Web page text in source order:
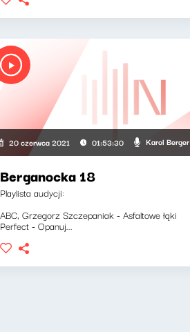
20 czerwca 2021 01:53:30 Karol Berger
Berganocka 18
Playlista audycji:
ABC, Grzegorz Szczepaniak - Asfaltowe łąki
Perfect - Opanuj...